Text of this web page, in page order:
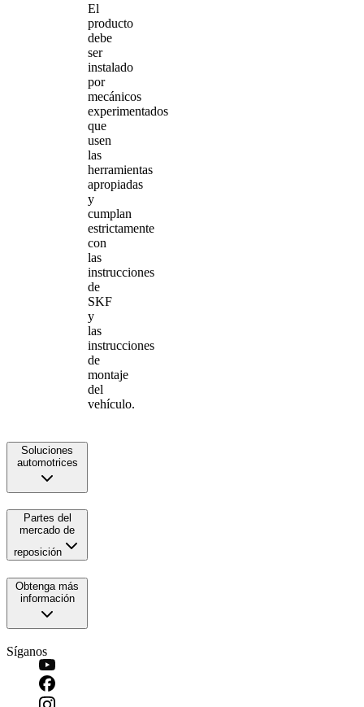
El
producto
debe
ser
instalado
por
mecánicos
experimentados
que
usen
las
herramientas
apropiadas
y
cumplan
estrictamente
con
las
instrucciones
de
SKF
y
las
instrucciones
de
montaje
del
vehículo.
Soluciones
automotrices
Partes del
mercado de
reposición
Obtenga más
información
Síganos